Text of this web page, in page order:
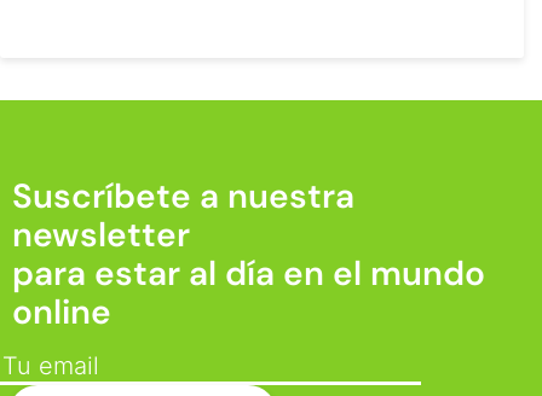
Suscríbete a nuestra
newsletter
para estar al día en el mundo
online